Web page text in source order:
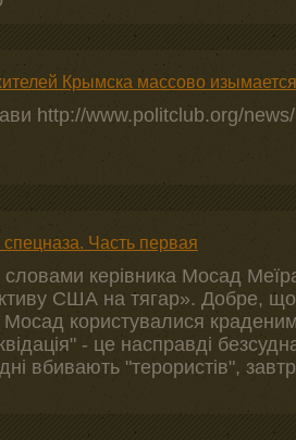
Крымска массово
http://www.politclub.org/
Часть первая
словами керівника Мосад
США на тягар». Добре,
Мосад користувалися
- це насправді
вбивають "терористів",